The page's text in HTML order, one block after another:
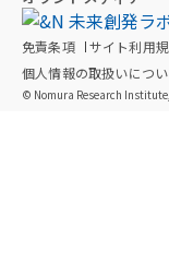
免責条項 サイト利用
個人情報の取扱いにつ
© Nomura Research